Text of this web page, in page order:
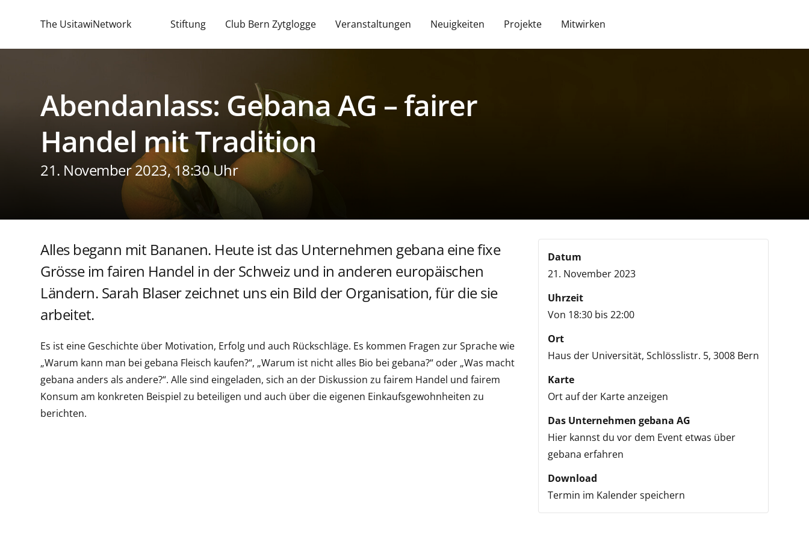
The UsitawiNetwork Stiftung Club Bern Zytglogge Veranstaltungen Neuigkeiten Projekte Mitwirken
Abendanlass: Gebana AG – fairer
Handel mit Tradition
21. November 2023, 18:30 Uhr
Alles begann mit Bananen. Heute ist das Unternehmen gebana eine fixe
Grösse im fairen Handel in der Schweiz und in anderen europäischen
Ländern. Sarah Blaser zeichnet uns ein Bild der Organisation, für die sie
arbeitet.
Es ist eine Geschichte über Motivation, Erfolg und auch Rückschläge. Es kommen Fragen zur Sprache wie
„Warum kann man bei gebana Fleisch kaufen?“, „Warum ist nicht alles Bio bei gebana?“ oder „Was macht
gebana anders als andere?“. Alle sind eingeladen, sich an der Diskussion zu fairem Handel und fairem
Konsum am konkreten Beispiel zu beteiligen und auch über die eigenen Einkaufsgewohnheiten zu
berichten.
Datum
21. November 2023
Uhrzeit
Von 18:30 bis 22:00
Ort
Haus der Universität, Schlösslistr. 5, 3008 Bern
Karte
Ort auf der Karte anzeigen
Das Unternehmen gebana AG
Hier kannst du vor dem Event etwas über
gebana erfahren
Download
Termin im Kalender speichern